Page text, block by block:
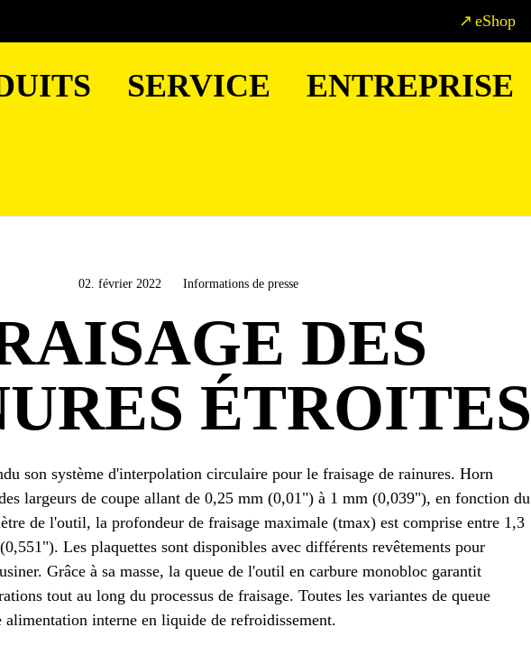
eShop
SERVICE ENTREPRISE
02. février 2022 Informations de presse
DES
ÉTROITES
son système d'interpolation circulaire pour le fraisage de rainures. Horn
largeurs de coupe allant de 0,25 mm (0,01") à 1 mm (0,039"), en fonction du
de l'outil, la profondeur de fraisage maximale (tmax) est comprise entre 1,3
Les plaquettes sont disponibles avec différents revêtements pour
Grâce à sa masse, la queue de l'outil en carbure monobloc garantit
tout au long du processus de fraisage. Toutes les variantes de queue
alimentation interne en liquide de refroidissement.